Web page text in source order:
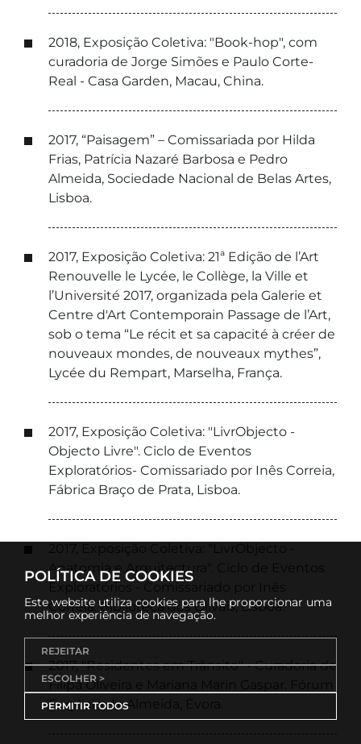
2018, Exposição Coletiva: "Book-hop", com
curadoria de Jorge Simões e Paulo Corte-
Real - Casa Garden, Macau, China.
2017, “Paisagem” – Comissariada por Hilda
Frias, Patrícia Nazaré Barbosa e Pedro
Almeida, Sociedade Nacional de Belas Artes,
Lisboa.
2017, Exposição Coletiva: 21ª Edição de l’Art
Renouvelle le Lycée, le Collège, la Ville et
l’Université 2017, organizada pela Galerie et
Centre d'Art Contemporain Passage de l’Art,
sob o tema “Le récit et sa capacité à créer de
nouveaux mondes, de nouveaux mythes”,
Lycée du Rempart, Marselha, França.
2017, Exposição Coletiva: "LivrObjecto -
Objecto Livre". Ciclo de Eventos
Exploratórios- Comissariado por Inês Correia,
Fábrica Braço de Prata, Lisboa.
Anatomia e Arquitectura". Ciclo de Eventos
Exploratórios - Comissariado por Inês
Correia, Biblioteca dos Olivais, Lisboa.
2017, "Residentes em Trânsito" - Curadoria de
Filipa Oliveira e Mariana Marin Gaspar. Fórum
Eugénio de Almeida, Évora.
POLÍTICA DE COOKIES
Este website utiliza cookies para lhe proporcionar uma
melhor experiência de navegação.
REJEITAR
ESCOLHER >
PERMITIR TODOS